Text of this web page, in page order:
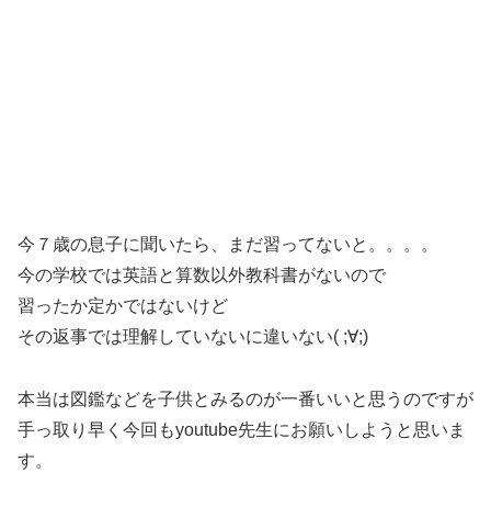
今７歳の息子に聞いたら、まだ習ってないと。。。。
今の学校では英語と算数以外教科書がないので
習ったか定かではないけど
その返事では理解していないに違いない( ;∀;)
本当は図鑑などを子供とみるのが一番いいと思うのですが
手っ取り早く今回もyoutube先生にお願いしようと思いま
す。